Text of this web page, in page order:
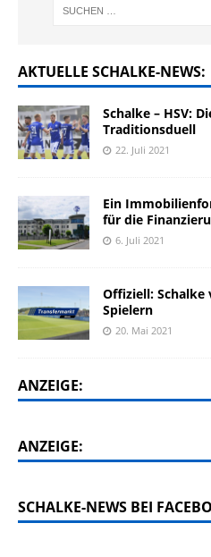
AKTUELLE SCHALKE-NEWS:
Schalke – HSV:
Traditionsduell
22. Juli 2021
Ein
für die
6. Juli 2021
Offiziell: Schalke
Spielern
20. Mai 2021
ANZEIGE:
ANZEIGE:
SCHALKE-NEWS BEI